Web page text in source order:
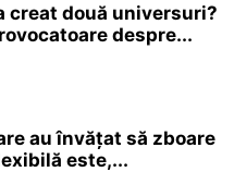
creat două universuri?
despre...
au învățat să zboare
este,...